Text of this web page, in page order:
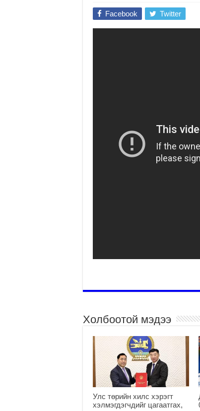
Facebook Twitter
Холбоотой мэдээ
Улс төрийн хилс хэрэгт
хэлмэгдэгчдийг цагаатгах,